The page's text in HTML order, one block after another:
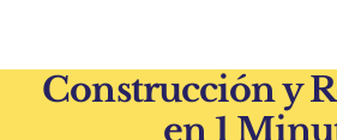
Construcción y
en 1